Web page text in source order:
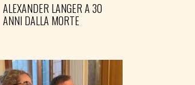
ALEXANDER LANGER A 30
ANNI DALLA MORTE